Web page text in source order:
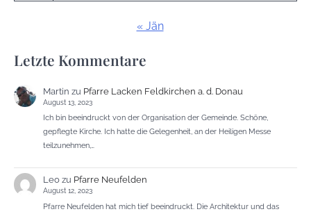
« Jän
Letzte Kommentare
Martin zu Pfarre Lacken Feldkirchen a. d. Donau
August 13, 2023
Ich bin beeindruckt von der Organisation der Gemeinde. Schöne,
gepflegte Kirche. Ich hatte die Gelegenheit, an der Heiligen Messe
teilzunehmen,…
Leozu Pfarre Neufelden
August 12, 2023
Pfarre Neufelden hat mich tief beeindruckt. Die Architektur und das